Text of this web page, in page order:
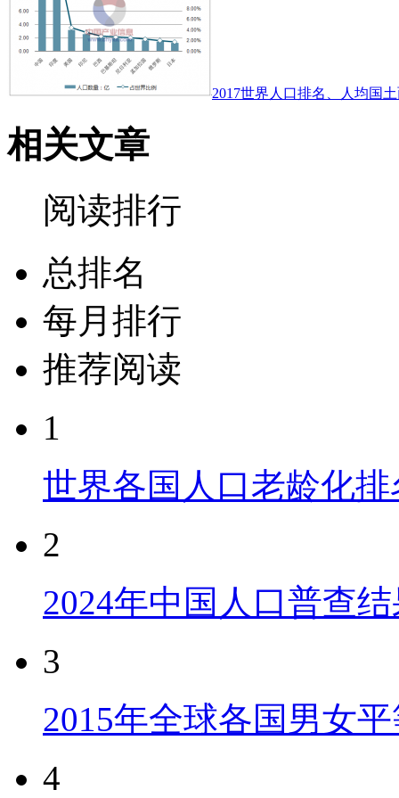
2017世界人口排名、人均国
相关文章
阅读排行
总排名
每月排行
推荐阅读
1
世界各国人口老龄化
2
2024年中国人口普查
3
2015年全球各国男女
4